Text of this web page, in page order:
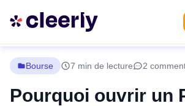
Bourse 7 min de lecture 2
Pourquoi ouvrir un